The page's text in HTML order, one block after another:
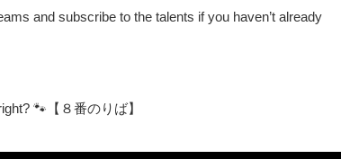
and subscribe to the talents if you haven’t already
🐾【８番のりば】